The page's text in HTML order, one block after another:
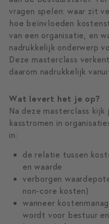
vragen spelen: waar zit
hoe beïnvloeden
van een organisatie, en
nadrukkelijk onderwerp
Deze masterclass
daarom nadrukkelijk
Wat levert het je op?
Na deze masterclass kijk
kasstromen in
in:
de relatie tussen
en waarde
verborgen
non-core kosten)
wanneer
wordt voor bestuur